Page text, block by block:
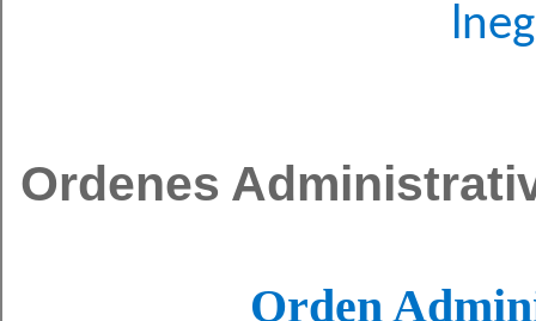
Ordenes
Orden